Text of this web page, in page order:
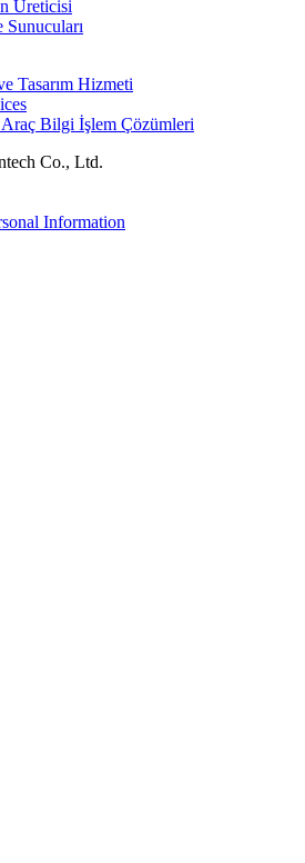
Üreticisi
Tasarım Hizmeti
Bilgi İşlem Çözümleri
Co., Ltd.
Information